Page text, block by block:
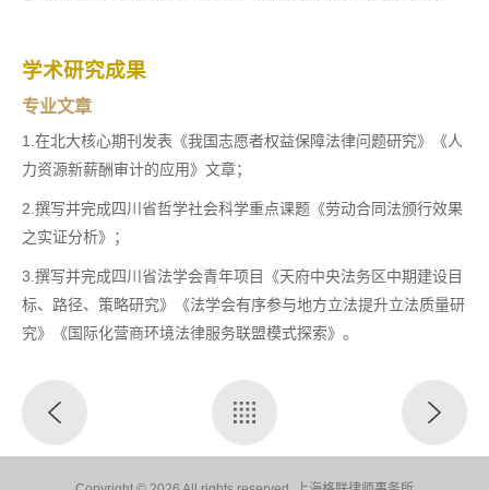
学术研究成果
专业文章
1.在北大核心期刊发表《我国志愿者权益保障法律问题研究》《人
力资源新薪酬审计的应用》文章；
2.撰写并完成四川省哲学社会科学重点课题《劳动合同法颁行效果
之实证分析》；
3.撰写并完成四川省法学会青年项目《天府中央法务区中期建设目
标、路径、策略研究》《法学会有序参与地方立法提升立法质量研
究》《国际化营商环境法律服务联盟模式探索》。